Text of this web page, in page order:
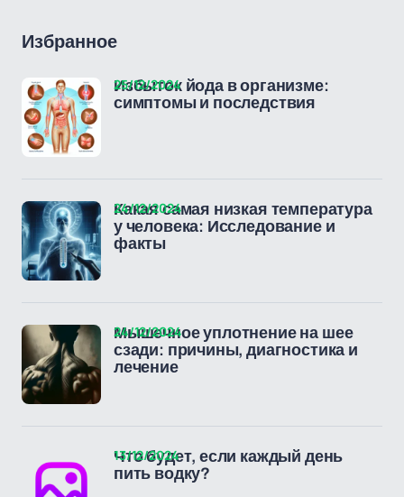
Избранное
Избыток йода в организме:
симптомы и последствия
25/12/2024
Какая самая низкая температура
у человека: Исследование и
факты
24/12/2024
Мышечное уплотнение на шее
сзади: причины, диагностика и
лечение
24/12/2024
Что будет, если каждый день
пить водку?
13/12/2024